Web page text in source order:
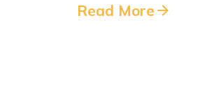
Read More